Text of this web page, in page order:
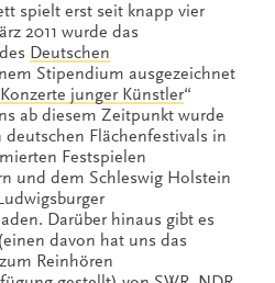
spielt erst seit knapp vier
2011 wurde das
Deutschen
Stipendium ausgezeichnet
Konzerte junger Künstler“
ab diesem Zeitpunkt wurde
Flächenfestivals in
Festspielen
und dem Schleswig Holstein
Darüber hinaus gibt es
davon hat uns das
Reinhören